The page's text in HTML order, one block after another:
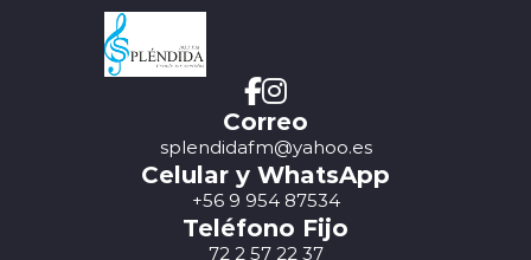
Correo
splendidafm@yahoo.es
Celular y WhatsApp
+56 9 954 87534
Teléfono Fijo
72 2 57 22 37